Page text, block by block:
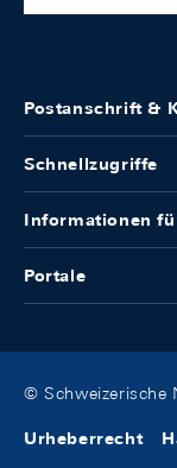
Postanschrift &
Schnellzugriffe
Informationen
Portale
© Schweizerische
Urheberrecht